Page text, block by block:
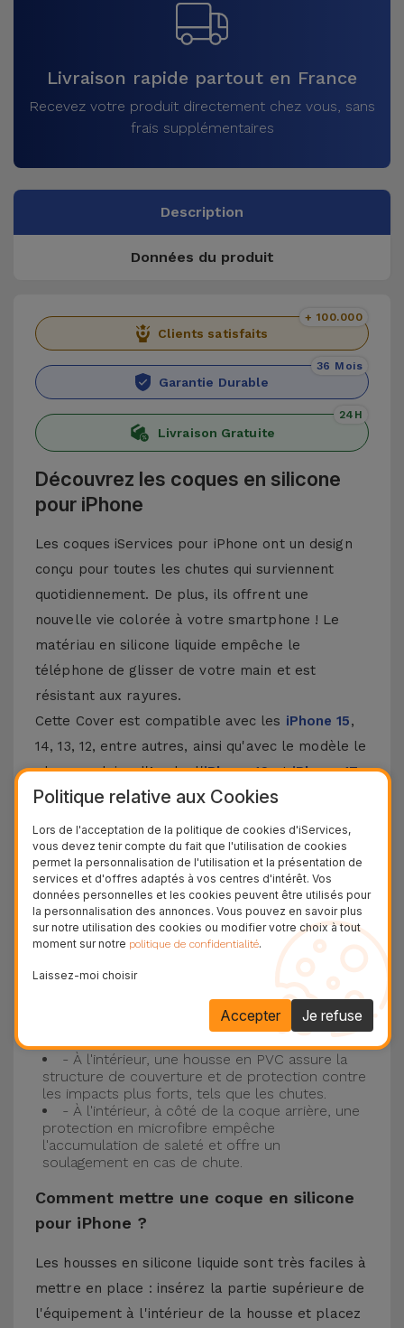
Livraison rapide partout en France
Recevez votre produit directement chez vous, sans
frais supplémentaires
Description
Données du produit
Clients satisfaits
+ 100.000
Garantie Durable
36 Mois
Livraison Gratuite
24H
Découvrez les coques en silicone
pour iPhone
Les coques iServices pour iPhone ont un design
conçu pour toutes les chutes qui surviennent
quotidiennement. De plus, ils offrent une
nouvelle vie colorée à votre smartphone ! Le
matériau en silicone liquide empêche le
téléphone de glisser de votre main et est
résistant aux rayures.
Cette Cover est compatible avec les iPhone 15,
14, 13, 12, entre autres, ainsi qu'avec le modèle le
plus populaire d'Apple, l'iPhone 16etiPhone 17.
Protection à 3 couches avec coques en
silicone
Nos coques en silicone pour iPhone ont une
construction robuste et de qualité, avec une
construction à trois couches, pour éviter au
maximum les accidents et les casses !
- Une première couche de silicone liquide
donne de la couleur et une couverture
complète à la coque arrière et au bord latéral de
votre smartphone. C'est un matériau résistant,
avec une finition antidérapante.
- À l'intérieur, une housse en PVC assure la
structure de couverture et de protection contre
les impacts plus forts, tels que les chutes.
- À l'intérieur, à côté de la coque arrière, une
protection en microfibre empêche
l'accumulation de saleté et offre un
soulagement en cas de chute.
Comment mettre une coque en silicone
pour iPhone ?
Les housses en silicone liquide sont très faciles à
mettre en place : insérez la partie supérieure de
l'équipement à l'intérieur de la housse et placez
Politique relative aux Cookies
Lors de l'acceptation de la politique de cookies d'iServices,
vous devez tenir compte du fait que l'utilisation de cookies
permet la personnalisation de l'utilisation et la présentation de
services et d'offres adaptés à vos centres d'intérêt. Vos
données personnelles et les cookies peuvent être utilisés pour
la personnalisation des annonces. Vous pouvez en savoir plus
sur notre utilisation des cookies ou modifier votre choix à tout
moment sur notre politique de confidentialité.
Laissez-moi choisir
Je refuse
Accepter